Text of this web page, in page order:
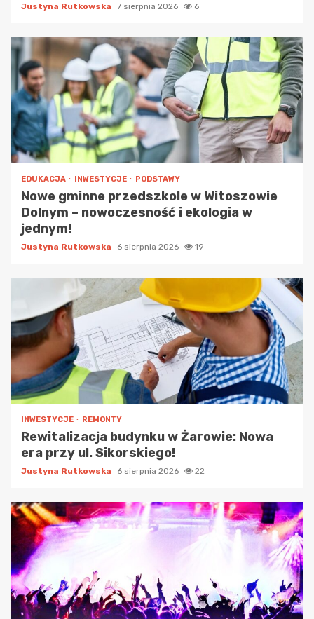
Justyna Rutkowska 7 sierpnia 2026 6
EDUKACJA INWESTYCJE PODSTAWY
Nowe gminne przedszkole w Witoszowie
Dolnym – nowoczesność i ekologia w
jednym!
Justyna Rutkowska 6 sierpnia 2026 19
INWESTYCJE REMONTY
Rewitalizacja budynku w Żarowie: Nowa
era przy ul. Sikorskiego!
Justyna Rutkowska 6 sierpnia 2026 22